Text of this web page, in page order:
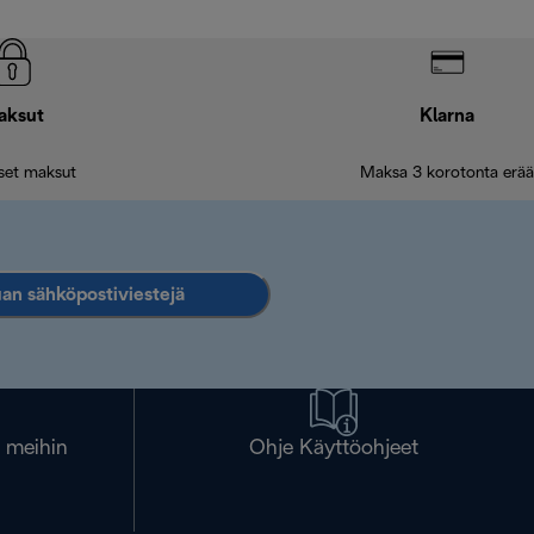
maksut
Klarna
Maksa 3 korotonta erää
sähköpostiviestejä
meihin Ohje Käyttöohjeet